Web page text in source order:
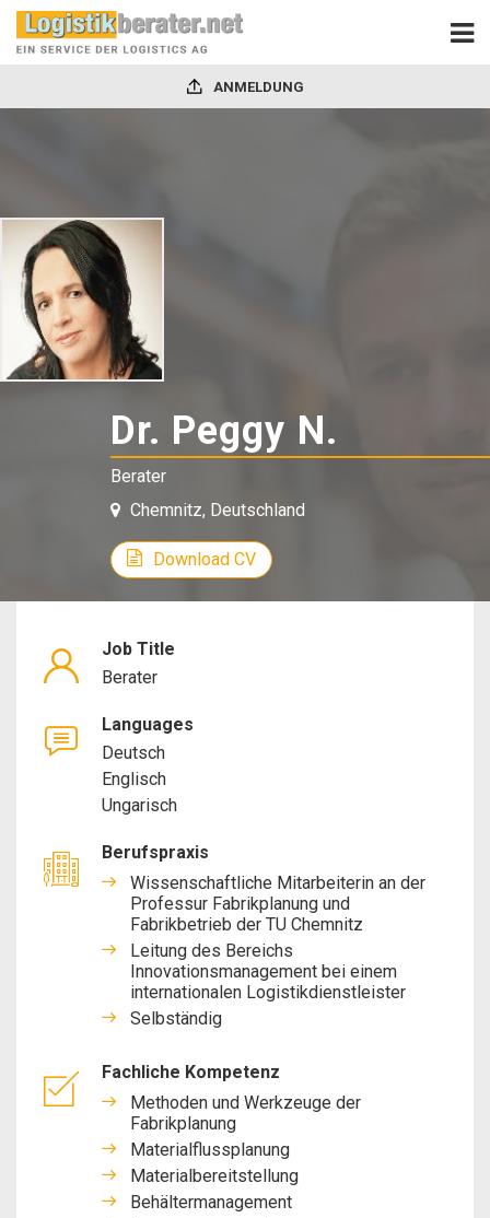
ANMELDUNG
Dr. Peggy N.
Berater
Chemnitz, Deutschland
Download CV
Job Title
Berater
Languages
Deutsch
Englisch
Ungarisch
Berufspraxis
Wissenschaftliche Mitarbeiterin an der
Professur Fabrikplanung und
Fabrikbetrieb der TU Chemnitz
Leitung des Bereichs
Innovationsmanagement bei einem
internationalen Logistikdienstleister
Selbständig
Fachliche Kompetenz
Methoden und Werkzeuge der
Fabrikplanung
Materialflussplanung
Materialbereitstellung
Behältermanagement